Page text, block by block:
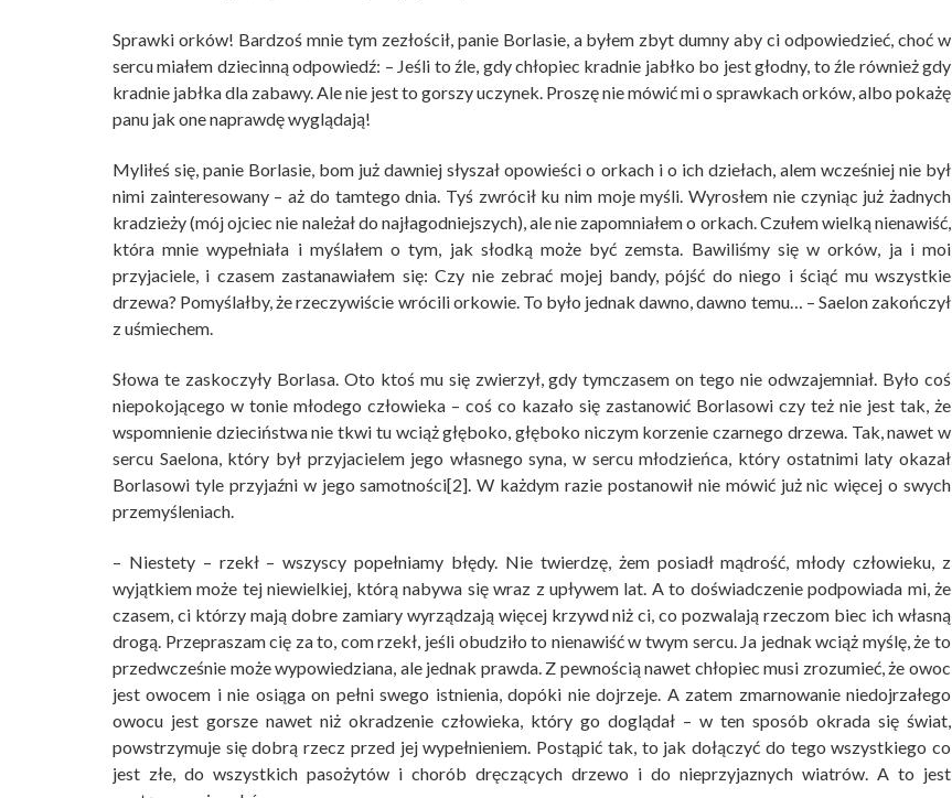
Sprawki orków! Bardzoś mnie tym zezłościł, panie Borlasie, a byłem zbyt dumny aby ci odpowiedzieć, choć w
sercu miałem dziecinną odpowiedź: – Jeśli to źle, gdy chłopiec kradnie jabłko bo jest głodny, to źle również gdy
kradnie jabłka dla zabawy. Ale nie jest to gorszy uczynek. Proszę nie mówić mi o sprawkach orków, albo pokażę
panu jak one naprawdę wyglądają!
Myliłeś się, panie Borlasie, bom już dawniej słyszał opowieści o orkach i o ich dziełach, alem wcześniej nie był
nimi zainteresowany – aż do tamtego dnia. Tyś zwrócił ku nim moje myśli. Wyrosłem nie czyniąc już żadnych
kradzieży (mój ojciec nie należał do najłagodniejszych), ale nie zapomniałem o orkach. Czułem wielką nienawiść,
która mnie wypełniała i myślałem o tym, jak słodką może być zemsta. Bawiliśmy się w orków, ja i moi
przyjaciele, i czasem zastanawiałem się: Czy nie zebrać mojej bandy, pójść do niego i ściąć mu wszystkie
drzewa? Pomyślałby, że rzeczywiście wrócili orkowie. To było jednak dawno, dawno temu… – Saelon zakończył
z uśmiechem.
Słowa te zaskoczyły Borlasa. Oto ktoś mu się zwierzył, gdy tymczasem on tego nie odwzajemniał. Było coś
niepokojącego w tonie młodego człowieka – coś co kazało się zastanowić Borlasowi czy też nie jest tak, że
wspomnienie dzieciństwa nie tkwi tu wciąż głęboko, głęboko niczym korzenie czarnego drzewa. Tak, nawet w
sercu Saelona, który był przyjacielem jego własnego syna, w sercu młodzieńca, który ostatnimi laty okazał
Borlasowi tyle przyjaźni w jego samotności[2]. W każdym razie postanowił nie mówić już nic więcej o swych
przemyśleniach.
– Niestety – rzekł – wszyscy popełniamy błędy. Nie twierdzę, żem posiadł mądrość, młody człowieku, z
wyjątkiem może tej niewielkiej, którą nabywa się wraz z upływem lat. A to doświadczenie podpowiada mi, że
czasem, ci którzy mają dobre zamiary wyrządzają więcej krzywd niż ci, co pozwalają rzeczom biec ich własną
drogą. Przepraszam cię za to, com rzekł, jeśli obudziło to nienawiść w twym sercu. Ja jednak wciąż myślę, że to
przedwcześnie może wypowiedziana, ale jednak prawda. Z pewnością nawet chłopiec musi zrozumieć, że owoc
jest owocem i nie osiąga on pełni swego istnienia, dopóki nie dojrzeje. A zatem zmarnowanie niedojrzałego
owocu jest gorsze nawet niż okradzenie człowieka, który go doglądał – w ten sposób okrada się świat,
powstrzymuje się dobrą rzecz przed jej wypełnieniem. Postąpić tak, to jak dołączyć do tego wszystkiego co
jest złe, do wszystkich pasożytów i chorób dręczących drzewo i do nieprzyjaznych wiatrów. A to jest